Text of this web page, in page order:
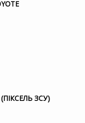
ЗСУ)